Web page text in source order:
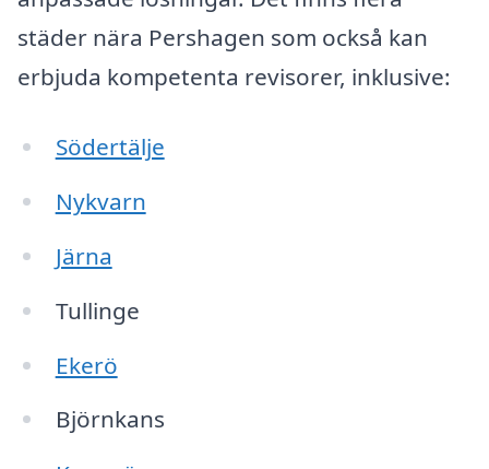
städer nära Pershagen som också kan
erbjuda kompetenta revisorer, inklusive:
Södertälje
Nykvarn
Järna
Tullinge
Ekerö
Björnkans